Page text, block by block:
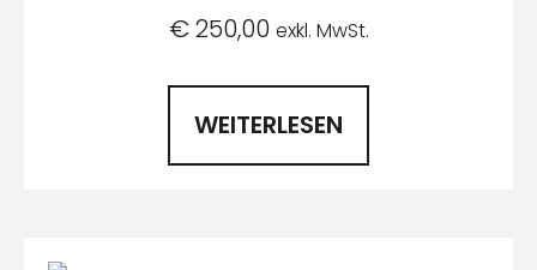
€250,00 exkl. MwSt.
WEITERLESEN